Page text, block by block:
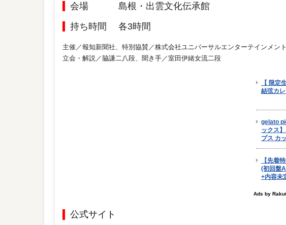
会場
島根・出雲文化伝承館
持ち時間
各3時間
主催／報知新聞社、特別協賛／株式会社ユニバーサルエンターテインメント
立会・解説／脇謙二八段、聞き手／室田伊緒女流二段
公式サイト